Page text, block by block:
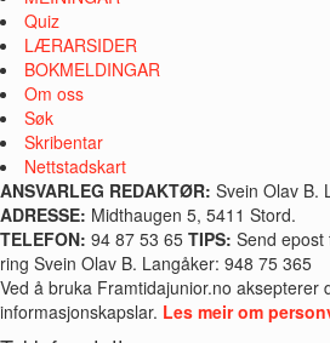
Quiz
LÆRARSIDER
BOKMELDINGAR
Om oss
Søk
Skribentar
Nettstadskart
ANSVARLEG REDAKTØR: Svein Olav B.
ADRESSE: Midthaugen 5, 5411 Stord.
TELEFON: 94 87 53 65 TIPS: Send epost
ring Svein Olav B. Langåker: 948 75 365
Ved å bruka Framtidajunior.no aksepterer
informasjonskapslar. Les meir om